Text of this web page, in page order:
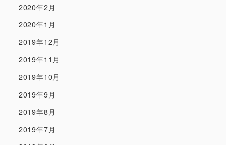
2020年2月
2020年1月
2019年12月
2019年11月
2019年10月
2019年9月
2019年8月
2019年7月